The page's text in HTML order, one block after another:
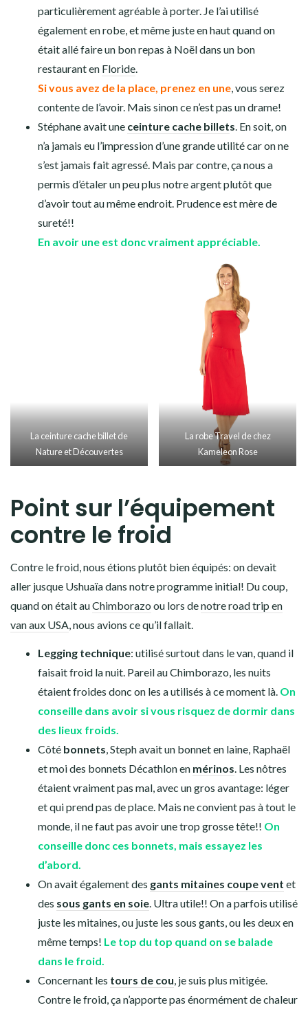
changer nos trois paires. Nous avons opté pour des Sketchers
pour Raphaël et moi, et des Merrell pour Stéphane.
Autres
Lessous vêtements: on avait chacun de quoi tenir 7
jours. C’était parfait. D’autres voyageurs nous on dit
avoir moins (parfois 4 ou 5 jours), mais c’était vraiment
serré. Ils faisaient très souvent des machines, alors que
nous c’était une fois par semaine… Pour le peu de place
que ça prend en plus le confort est indéniable.7 jours
de sous-vêtements est donc pour nous l’idéal.
Chaussettes spéciales randonnée: on était très
contents de les avoir. On n’a jamais eu d’ampoules,
même après de longues randonnées comme au
A avoir dans votre sac pour
robe Kameleon . Sans être
indispensable, je la trouve quand même bien utile.
Surtout dans les pays chauds. Je l’ai beaucoup mise en
(quand on était sur la
côte) et en Thaïlande. En mode sarouel, elle est
particulièrement agréable à porter. Je l’ai utilisé
également en robe, et même juste en haut quand on
Si vous avez de la place, prenez en une, vous serez
contente de l’avoir. Mais sinon ce n’est pas un drame!
n’a jamais eu l’impression d’une grande utilité car on ne
s’est jamais fait agressé. Mais par contre, ça nous a
permis d’étaler un peu plus notre argent plutôt que
d’avoir tout au même endroit. Prudence est mère de
La ceinture cache billet de
Point sur l’équipement
contre le froid
Contre le froid, nous étions plutôt bien équipés: on devait
aller jusque Ushuaïa dans notre programme initial! Du coup,